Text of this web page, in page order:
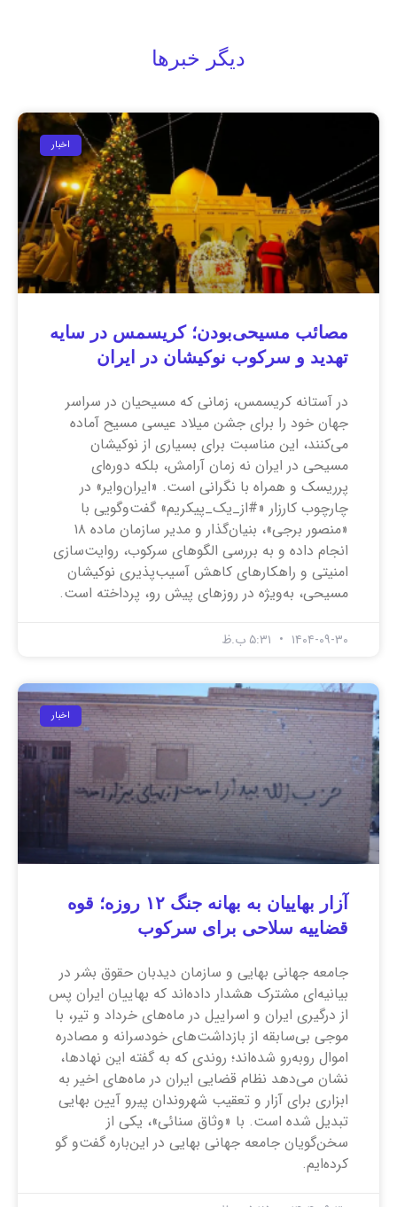
دیگر خبرها
اخبار
مصائب مسیحی‌بودن؛ کریسمس در سایه
تهدید و سرکوب نوکیشان در ایران
در آستانه کریسمس، زمانی که مسیحیان در سراسر
جهان خود را برای جشن میلاد عیسی مسیح آماده
می‌کنند، این مناسبت برای بسیاری از نوکیشان
مسیحی در ایران نه زمان آرامش، بلکه دوره‌ای
پرریسک و همراه با نگرانی است. «ایران‌وایر» در
چارچوب کارزار «#از_یک_پیکریم» گفت‌وگویی با
«منصور برجی»، بنیان‌گذار و مدیر سازمان ماده ۱۸
انجام داده و به بررسی الگوهای سرکوب، روایت‌سازی
امنیتی و راهکارهای کاهش آسیب‌پذیری نوکیشان
مسیحی، به‌ویژه در روزهای پیش رو، پرداخته است.
۱۴۰۴-۰۹-۳۰
اخبار
آزار بهاییان به بهانه جنگ ۱۲ روزه؛ قوه
قضاییه سلاحی برای سرکوب
جامعه جهانی بهایی و سازمان دیدبان حقوق بشر در
بیانیه‌ای مشترک هشدار داده‌اند که بهاییان ایران پس
از درگیری ایران و اسراییل در ماه‌های خرداد و تیر، با
موجی بی‌سابقه از بازداشت‌های خودسرانه و مصادره
اموال روبه‌رو شده‌اند؛ روندی که به گفته این نهاد‌ها،
نشان می‌دهد نظام قضایی ایران در ماه‌های اخیر به
ابزاری برای آزار و تعقیب شهروندان پیرو آیین بهایی
تبدیل شده است. با «وثاق سنائی»، یکی از
سخن‌گویان جامعه جهانی بهایی در این‌باره گفت‌و گو
کرده‌ایم.